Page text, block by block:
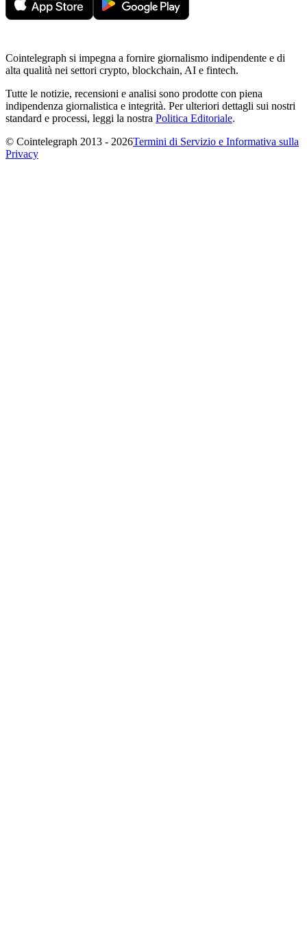
Cointelegraph si impegna a fornire giornalismo indipendente e di
alta qualità nei settori crypto, blockchain, AI e fintech.
Tutte le notizie, recensioni e analisi sono prodotte con piena
indipendenza giornalistica e integrità. Per ulteriori dettagli sui nostri
standard e processi, leggi la nostra Politica Editoriale.
© Cointelegraph 2013 - 2026Termini di Servizio e Informativa sulla
Privacy